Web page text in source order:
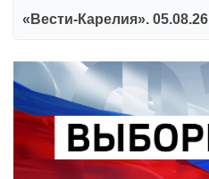
«Вести-Карелия». 05.08.26